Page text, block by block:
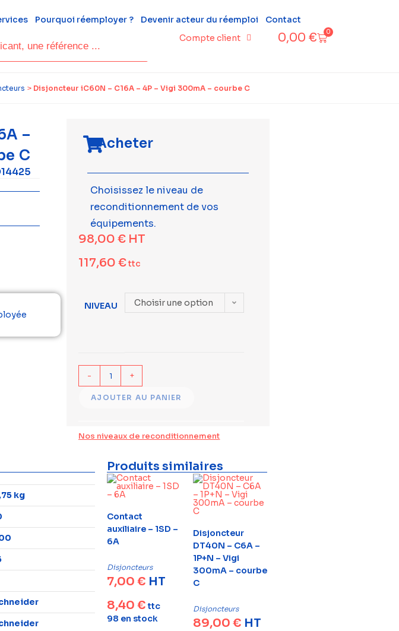
Pourquoi réemployer ? Devenir acteur du réemploi
Contact
Compte client 0,00 € 0
> Disjoncteur iC60N – C16A – 4P – Vigi 300mA – courbe C
–
C
Acheter
Choisissez le niveau de
reconditionnement de vos
équipements.
98,00€ HT
117,60€ttc
NIVEAU Choisir une option
- +
AJOUTER AU PANIER
Nos niveaux de reconditionnement
kg
Produits similaires
Contact
auxiliaire – 1SD –
6A
Disjoncteurs
7,00 € HT
8,40 €ttc
98 en stock
Disjoncteur
DT40N – C6A –
1P+N – Vigi
300mA – courbe
C
Disjoncteurs
89,00 € HT